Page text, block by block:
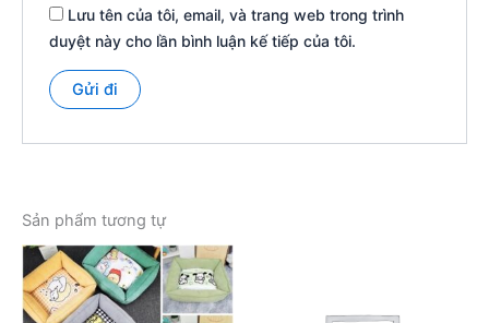
Lưu tên của tôi, email, và trang web trong trình
duyệt này cho lần bình luận kế tiếp của tôi.
Sản phẩm tương tự